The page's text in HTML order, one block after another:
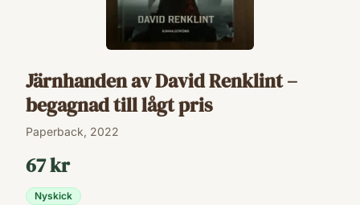
Järnhanden av David Renklint –
begagnad till lågt pris
Paperback, 2022
67 kr
Nyskick